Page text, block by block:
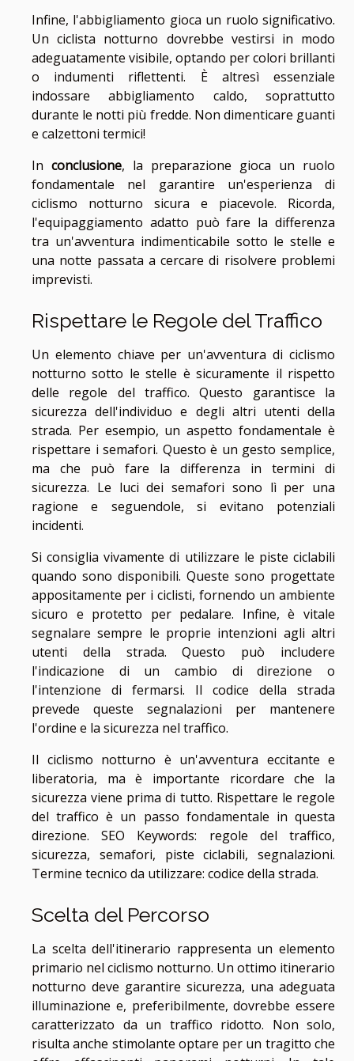
Infine, l'abbigliamento gioca un ruolo significativo.
Un ciclista notturno dovrebbe vestirsi in modo
adeguatamente visibile, optando per colori brillanti
o indumenti riflettenti. È altresì essenziale
indossare abbigliamento caldo, soprattutto
durante le notti più fredde. Non dimenticare guanti
e calzettoni termici!
In conclusione, la preparazione gioca un ruolo
fondamentale nel garantire un'esperienza di
ciclismo notturno sicura e piacevole. Ricorda,
l'equipaggiamento adatto può fare la differenza
tra un'avventura indimenticabile sotto le stelle e
una notte passata a cercare di risolvere problemi
imprevisti.
Rispettare le Regole del Traffico
Un elemento chiave per un'avventura di ciclismo
notturno sotto le stelle è sicuramente il rispetto
delle regole del traffico. Questo garantisce la
sicurezza dell'individuo e degli altri utenti della
strada. Per esempio, un aspetto fondamentale è
rispettare i semafori. Questo è un gesto semplice,
ma che può fare la differenza in termini di
sicurezza. Le luci dei semafori sono lì per una
ragione e seguendole, si evitano potenziali
incidenti.
Si consiglia vivamente di utilizzare le piste ciclabili
quando sono disponibili. Queste sono progettate
appositamente per i ciclisti, fornendo un ambiente
sicuro e protetto per pedalare. Infine, è vitale
segnalare sempre le proprie intenzioni agli altri
utenti della strada. Questo può includere
l'indicazione di un cambio di direzione o
l'intenzione di fermarsi. Il codice della strada
prevede queste segnalazioni per mantenere
l'ordine e la sicurezza nel traffico.
Il ciclismo notturno è un'avventura eccitante e
liberatoria, ma è importante ricordare che la
sicurezza viene prima di tutto. Rispettare le regole
del traffico è un passo fondamentale in questa
direzione. SEO Keywords: regole del traffico,
sicurezza, semafori, piste ciclabili, segnalazioni.
Termine tecnico da utilizzare: codice della strada.
Scelta del Percorso
La scelta dell'itinerario rappresenta un elemento
primario nel ciclismo notturno. Un ottimo itinerario
notturno deve garantire sicurezza, una adeguata
illuminazione e, preferibilmente, dovrebbe essere
caratterizzato da un traffico ridotto. Non solo,
risulta anche stimolante optare per un tragitto che